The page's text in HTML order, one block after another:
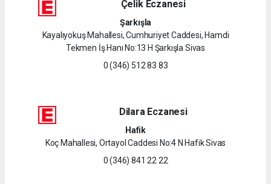
Çelik Eczanesi
Şarkışla
Kayalıyokuş Mahallesi, Cumhuriyet Caddesi, Hamdi
Tekmen İş Hanı No:13 H Şarkışla Sivas
0 (346) 512 83 83
Dilara Eczanesi
Hafik
Koç Mahallesi, Ortayol Caddesi No:4 N Hafik Sivas
0 (346) 841 22 22